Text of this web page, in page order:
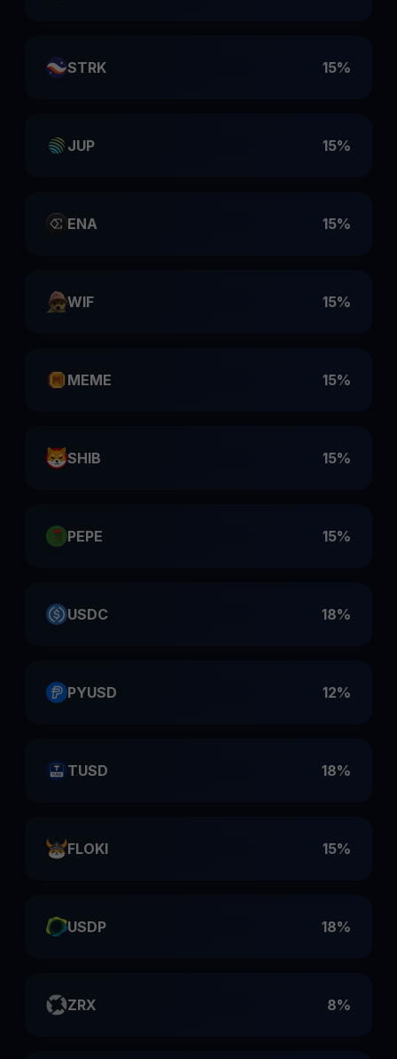
STRK 15%
JUP 15%
ENA 15%
WIF 15%
MEME 15%
SHIB 15%
PEPE 15%
USDC 18%
PYUSD 12%
TUSD 18%
FLOKI 15%
USDP 18%
ZRX 8%